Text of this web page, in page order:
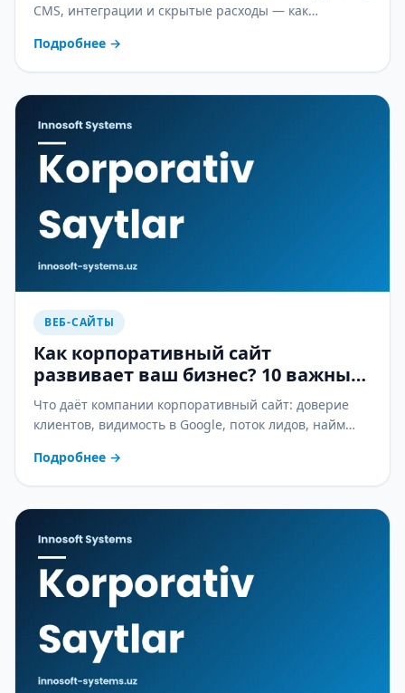
CMS, интеграции и скрытые расходы — как
качества.
Подробнее →
ВЕБ-САЙТЫ
Как корпоративный сайт
развивает ваш бизнес? 10 важных
причин
Что даёт компании корпоративный сайт: доверие
клиентов, видимость в Google, поток лидов, найм
причин.
Подробнее →